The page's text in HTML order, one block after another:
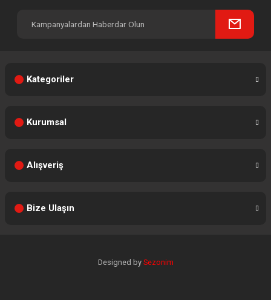
Kategoriler
Kurumsal
Alışveriş
Bize Ulaşın
Designed by Sezonim